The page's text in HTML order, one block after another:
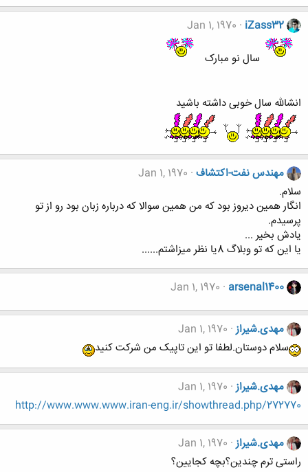
iZass32
Jan 1, 1970
سال نو مبارک
انشالله سال خوبی داشته باشید
مهندس نفت-اکتشاف Jan 1, 1970
سلام.
انگار همین دیروز بود که من همین سوالا که درباره زبان بود رو از تو
پرسیدم.
یادش بخیر ...
یا این که تو وبلاگ 8یا نظر میزاشتم......
arsenal1400
Jan 1, 1970
مهدی.شیراز Jan 1, 1970
سلام دوستان.لطفا تو این تاپیک من شرکت کنید
مهدی.شیراز Jan 1, 1970
http://www.www.www.iran-eng.ir/showthread.php/272770
مهدی.شیراز Jan 1, 1970
راستی ترم چندین؟بچه کجایین؟